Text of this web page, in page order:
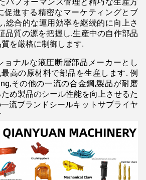
促進する精密なマーケティングとブ
,総合的な運用効率を継続的に向上さ
品質の源を把握し,生産中の自作部品
を厳格に制御します.
ョナルな液圧断層部品メーカーとし
高の原材料で部品を生産します. 例
その他の一流の合金鋼,製品が耐磨
め製品のシール性能を向上させるた
一流ブランドシールキットサプライヤ